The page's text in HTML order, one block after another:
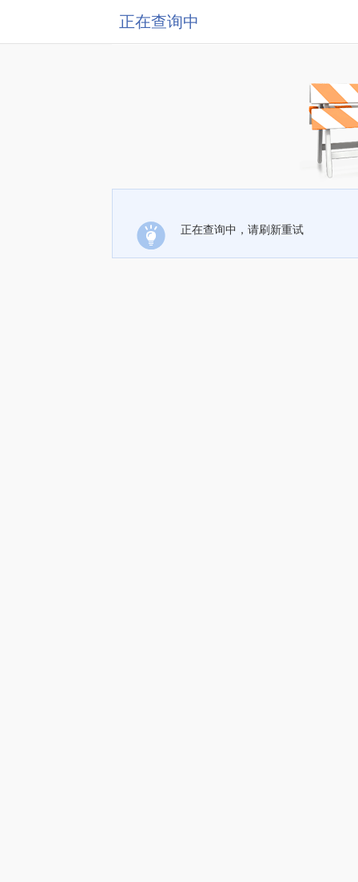
正在查询中
正在查询中，请刷新重试